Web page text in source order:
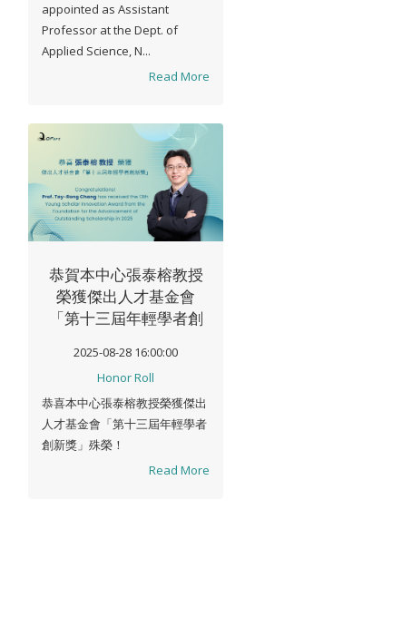
appointed as Assistant
Professor at the Dept. of
Applied Science, N...
Read More
恭賀本中心張泰榕教授
榮獲傑出人才基金會
「第十三屆年輕學者創
2025-08-28 16:00:00
Honor Roll
恭喜本中心張泰榕教授榮獲傑出
人才基金會「第十三屆年輕學者
創新獎」殊榮！
Read More